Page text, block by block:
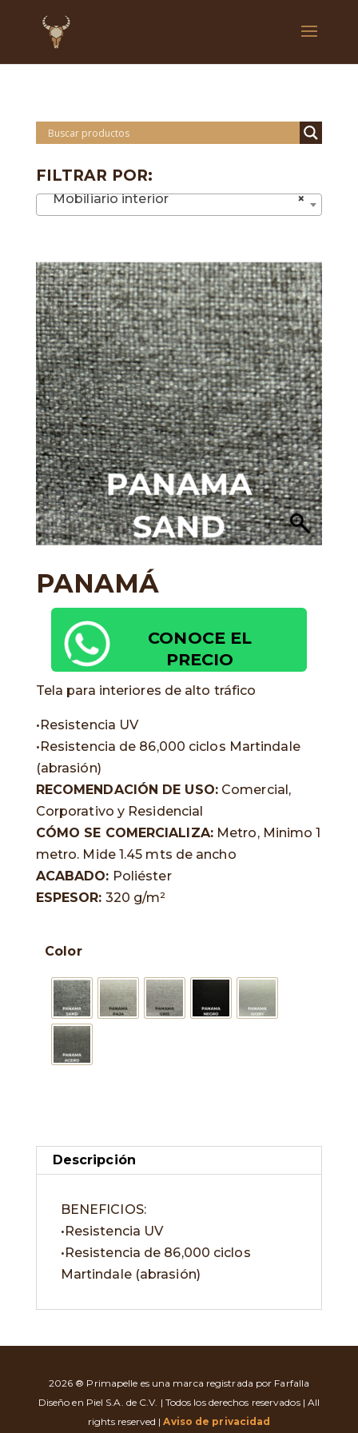
PANAMÁ
CONOCE EL
PRECIO
Tela para interiores de alto tráfico
•Resistencia UV
•Resistencia de 86,000 ciclos Martindale
(abrasión)
RECOMENDACIÓN DE USO:Comercial,
Corporativo y Residencial
CÓMO SE COMERCIALIZA:Metro, Minimo 1
metro. Mide 1.45 mts de ancho
ACABADO: Poliéster
ESPESOR: 320 g/m²
Color
Descripción
BENEFICIOS:
•Resistencia UV
•Resistencia de 86,000 ciclos
Martindale (abrasión)
FILTRAR POR:
×
Mobiliario interior
2026 ® Primapelle es una marca registrada por Farfalla
Diseño en Piel S.A. de C.V. | Todos los derechos reservados | All
rights reserved |Aviso de privacidad